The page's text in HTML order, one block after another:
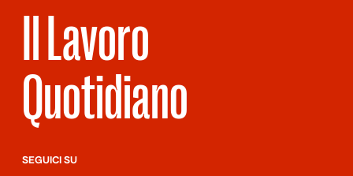
Il Lavoro
Quotidiano
SEGUICI SU